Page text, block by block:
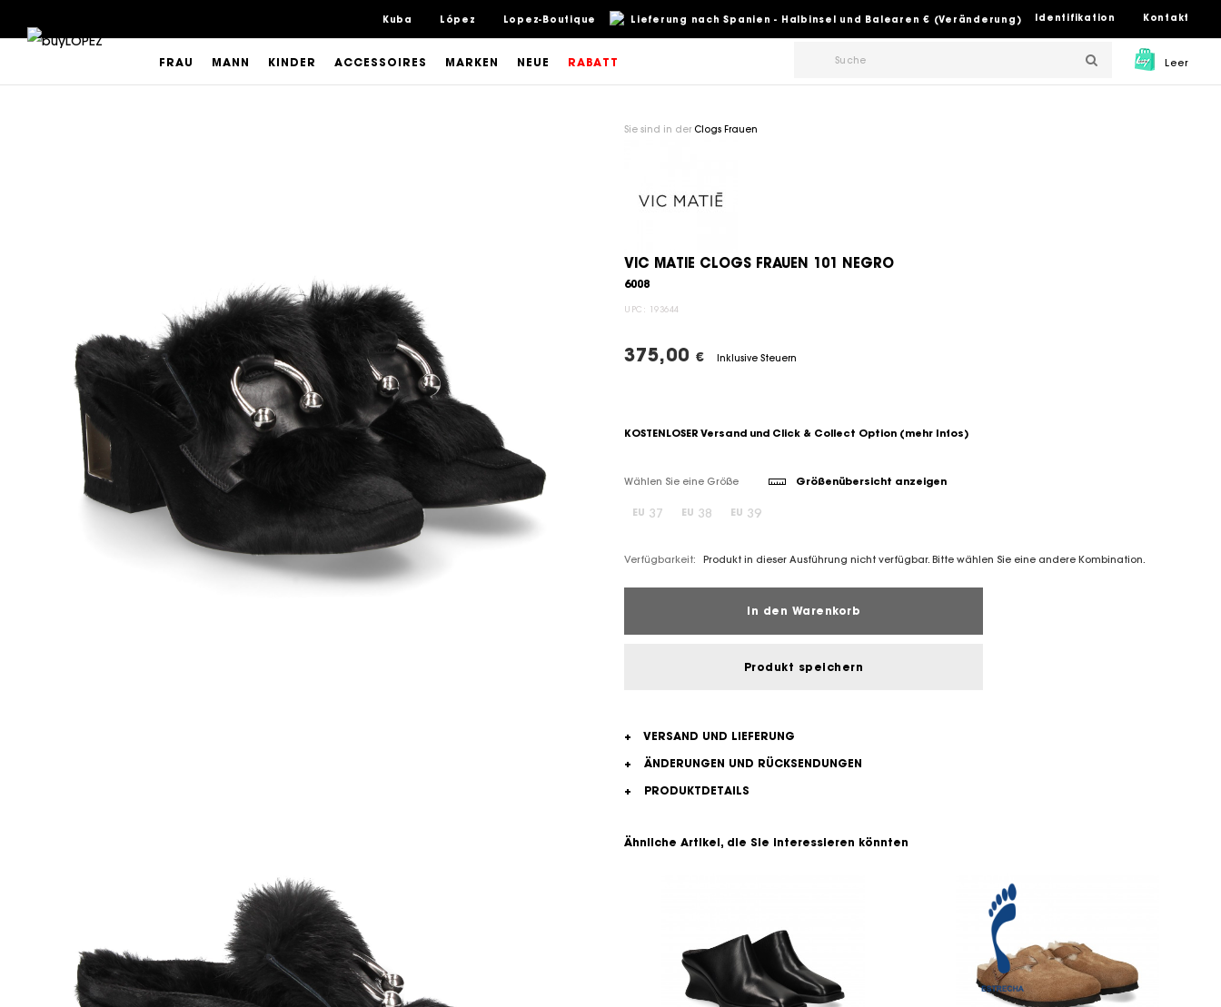
Kontakt
Identifikation
Lieferung nach Spanien - Halbinsel und Balearen € (Veränderung)
Kuba López Lopez-Boutique
Leer
FRAU MANN KINDER ACCESSOIRES MARKEN NEUE RABATT
Sie sind in der Clogs Frauen
VIC MATIE CLOGS FRAUEN 101 NEGRO
6008
UPC: 193644
375,00 € Inklusive Steuern
KOSTENLOSER Versand und Click & Collect Option (mehr Infos)
Wählen Sie eine Größe Größenübersicht anzeigen
EU 37 EU 38 EU 39
Verfügbarkeit: Produkt in dieser Ausführung nicht verfügbar. Bitte wählen Sie eine andere Kombination.
In den Warenkorb
Produkt speichern
+
VERSAND UND LIEFERUNG
+
ÄNDERUNGEN UND RÜCKSENDUNGEN
+
PRODUKTDETAILS
Ähnliche Artikel, die Sie interessieren könnten